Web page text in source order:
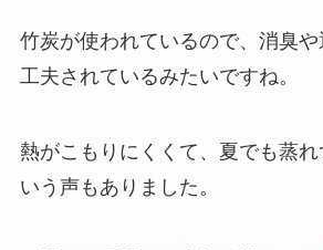
竹炭が使われているので、消臭
工夫されているみたいですね。
熱がこもりにくくて、夏でも蒸れ
いう声もありました。